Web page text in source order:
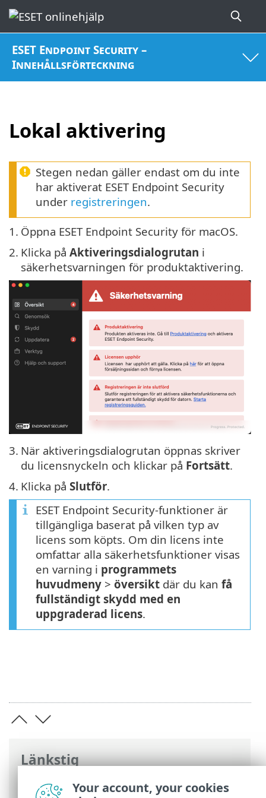
ESET Endpoint Security –
Innehållsförteckning
Lokal aktivering
Länkstig
ESET onlinehjälp>ESET Endpoint Security
Stegen nedan gäller endast om du inte
har aktiverat ESET Endpoint Security
under registreringen.
1. Öppna ESET Endpoint Security för macOS.
2. Klicka på Aktiveringsdialogrutan i
säkerhetsvarningen för produktaktivering.
3. När aktiveringsdialogrutan öppnas skriver
du licensnyckeln och klickar på Fortsätt.
4. Klicka på Slutför.
ESET Endpoint Security-funktioner är
tillgängliga baserat på vilken typ av
licens som köpts. Om din licens inte
omfattar alla säkerhetsfunktioner visas
en varning i programmets
huvudmeny > översikt där du kan få
fullständigt skydd med en
uppgraderad licens.
Your account, your cookies